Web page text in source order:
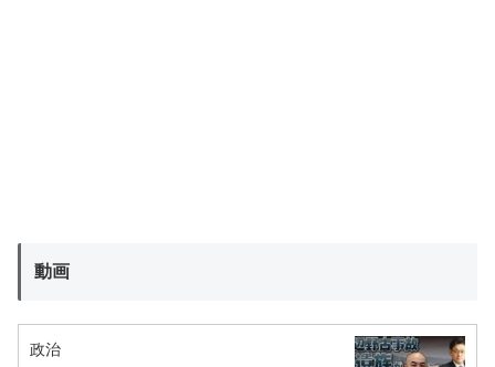
動画
政治